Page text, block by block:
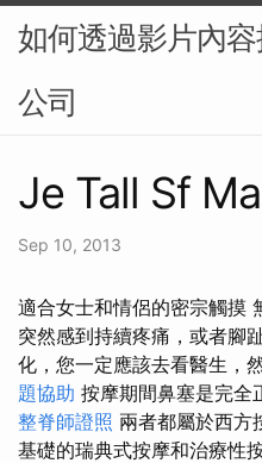
如何透過影片內
公司
Je Tall Sf
Sep 10, 2013
適合女士和情侶的密宗觸摸
突然感到持續疼痛，或者腳
化，您一定應該去看醫生，
題協助 按摩期間鼻塞是完全
整脊師證照 兩者都屬於西方
基礎的瑞典式按摩和治療性